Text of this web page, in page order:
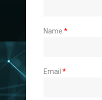
Name *
Email *